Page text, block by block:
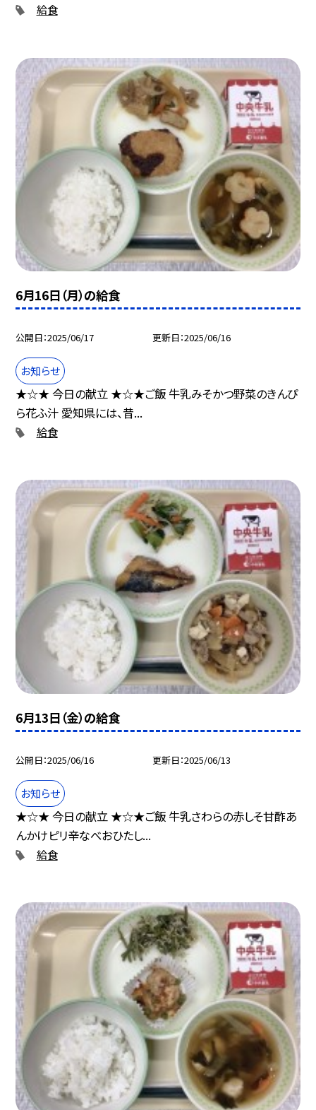
給食
6月16日（月）の給食
公開日 2025/06/17 更新日 2025/06/16
お知らせ
★☆★ 今日の献立 ★☆★ご飯 牛乳みそかつ野菜のきんぴ
ら花ふ汁 愛知県には、昔...
給食
6月13日（金）の給食
公開日 2025/06/16 更新日 2025/06/13
お知らせ
★☆★ 今日の献立 ★☆★ご飯 牛乳さわらの赤しそ甘酢あ
んかけピリ辛なべおひたし...
給食